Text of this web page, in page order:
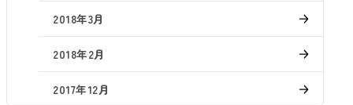
2018年3月
2018年2月
2017年12月